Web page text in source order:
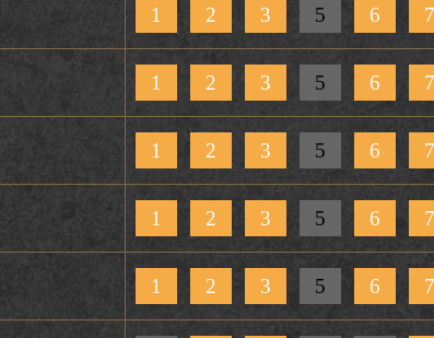
1 2 3 5 6 7
1 2 3 5 6 7
1 2 3 5 6 7
1 2 3 5 6 7
1 2 3 5 6 7